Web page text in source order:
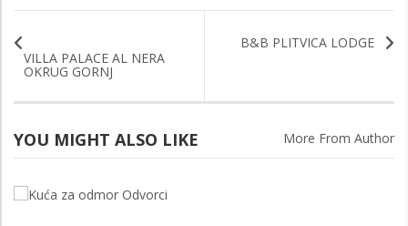
VILLA PALACE AL NERA
OKRUG GORNJ
B&B PLITVICA LODGE
YOU MIGHT ALSO LIKE More From Author